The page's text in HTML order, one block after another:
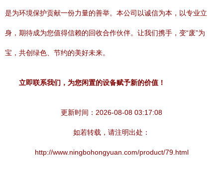
是为环境保护贡献一份力量的善举。本公司以诚信为本，以专业立
身，期待成为您值得信赖的回收合作伙伴。让我们携手，变“废”为
宝，共创绿色、节约的美好未来。
立即联系我们，为您闲置的设备赋予新的价值！
更新时间：2026-08-08 03:17:08
如若转载，请注明出处：
http://www.ningbohongyuan.com/product/79.html